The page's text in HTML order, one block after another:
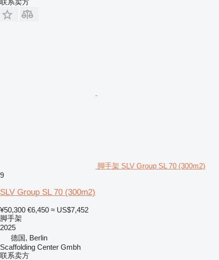
联系卖方
脚手架 SLV Group SL 70 (300m2)
9
SLV Group SL 70 (300m2)
¥50,300 €6,450 ≈ US$7,452
脚手架
2025
德国, Berlin
Scaffolding Center Gmbh
联系卖方